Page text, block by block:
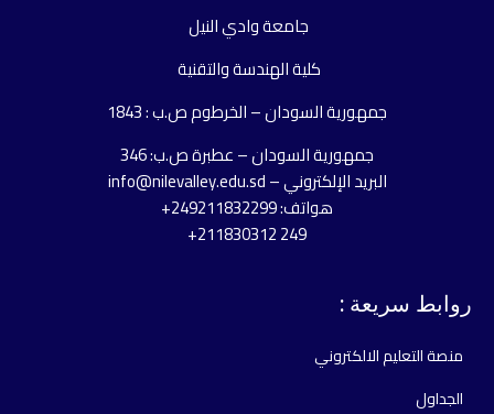
جامعة وادي النيل
كلية الهندسة والتقنية
جمهورية السودان – الخرطوم ص.ب : 1843
جمهورية السودان – عطبرة ص.ب: 346
البريد الإلكتروني – info@nilevalley.edu.sd
هواتف: 249211832299+
249 211830312+
روابط سريعة :
منصة التعليم الالكتروني
الجداول